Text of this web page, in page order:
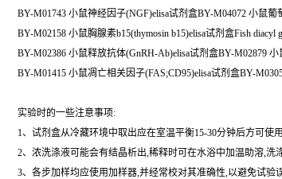
BY-M01743 小鼠神经因子(NGF)elisa试剂盒BY-M04072 小鼠
BY-M02158 小鼠胸腺素b15(thymosin b15)elisa试剂盒Fish diacyl
BY-M02386 小鼠释放抗体(GnRH-Ab)elisa试剂盒BY-M02879
BY-M01415 小鼠凋亡相关因子(FAS;CD95)elisa试剂盒BY-
实验时的一些注意事项:
1、试剂盒从冷藏环境中取出应在室温平衡15-30分钟后方可使
2、浓洗涤液可能会有结晶析出,稀释时可在水浴中加温助溶,洗
3、各步加样均应使用加样器,并经常校对其准确性,以避免试验误